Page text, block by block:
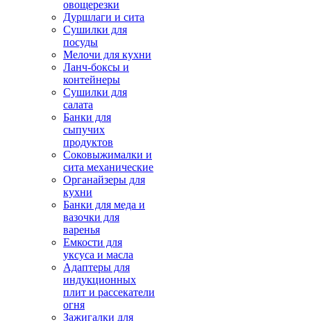
овощерезки
Дуршлаги и сита
Сушилки для
посуды
Мелочи для кухни
Ланч-боксы и
контейнеры
Сушилки для
салата
Банки для
сыпучих
продуктов
Соковыжималки и
сита механические
Органайзеры для
кухни
Банки для меда и
вазочки для
варенья
Емкости для
уксуса и масла
Адаптеры для
индукционных
плит и рассекатели
огня
Зажигалки для